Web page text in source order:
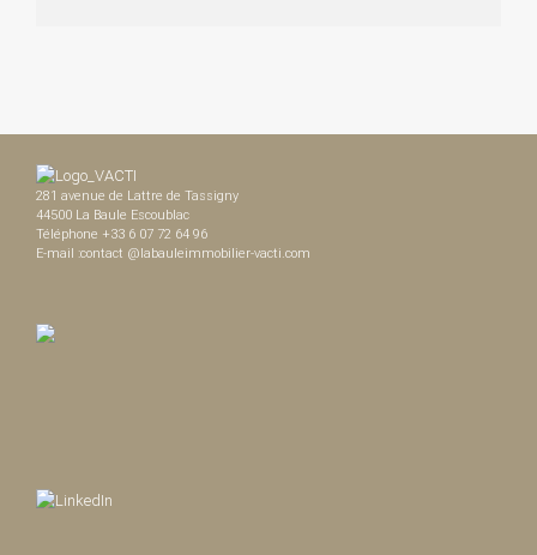
281 avenue de Lattre de Tassigny
44500 La Baule Escoublac
Téléphone +33 6 07 72 64 96
E-mail :contact @labauleimmobilier-vacti.com